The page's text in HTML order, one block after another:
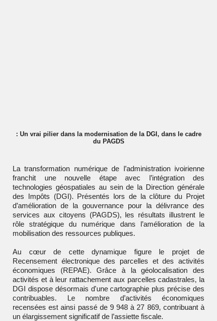
: Un vrai pilier dans la modernisation de la DGI, dans le cadre
du PAGDS
La transformation numérique de l’administration ivoirienne
franchit une nouvelle étape avec l’intégration des
technologies géospatiales au sein de la Direction générale
des Impôts (DGI). Présentés lors de la clôture du Projet
d’amélioration de la gouvernance pour la délivrance des
services aux citoyens (PAGDS), les résultats illustrent le
rôle stratégique du numérique dans l’amélioration de la
mobilisation des ressources publiques.
Au cœur de cette dynamique figure le projet de
Recensement électronique des parcelles et des activités
économiques (REPAE). Grâce à la géolocalisation des
activités et à leur rattachement aux parcelles cadastrales, la
DGI dispose désormais d'une cartographie plus précise des
contribuables. Le nombre d’activités économiques
recensées est ainsi passé de 9 948 à 27 869, contribuant à
un élargissement significatif de l’assiette fiscale.